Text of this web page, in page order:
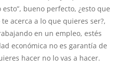
bueno perfecto, ¿esto que
acerca a lo que quieres ser?,
en un empleo, estés
económica no es garantía de
hacer no lo vas a hacer.